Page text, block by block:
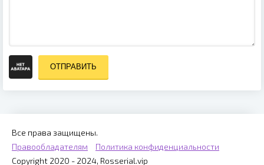
ОТПРАВИТЬ
Все права защищены.
Правообладателям
Политика конфиденциальности
Copyright 2020 - 2024, Rosserial.vip